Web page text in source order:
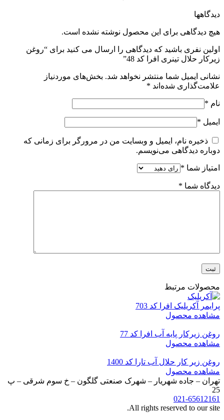
دیدگاهها
هیچ دیدگاهی برای این محصول نوشته نشده است.
اولین نفری باشید که دیدگاهی را ارسال می کنید برای “روغن
زیرکار حلال تینری افرا کد 48”
نشانی ایمیل شما منتشر نخواهد شد. بخش‌های موردنیاز
علامت‌گذاری شده‌اند *
نام *
ایمیل *
ذخیره نام، ایمیل و وبسایت من در مرورگر برای زمانی که
دوباره دیدگاهی می‌نویسم.
امتیاز شما *
دیدگاه شما *
محصولات مرتبط
پرایمر آکریلیک افرا کد 703
مشاهده محصول
روغن زیرکار پایه آب افرا کد 77
مشاهده محصول
روغن زیر کار حلال آب تارا کد 1400
مشاهده محصول
تهران – جاده شهریار – شهرک صنعتی گلگون – خ سوم شرقی – پ
25
021-65612161
All rights reserved to our site.